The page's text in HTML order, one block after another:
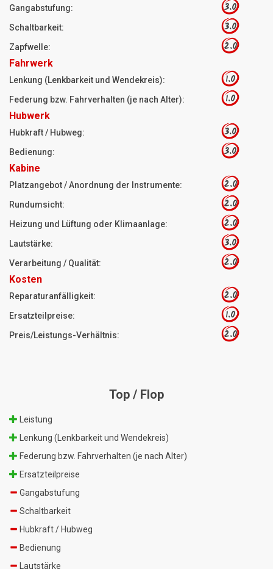
Gangabstufung: 3.0
Schaltbarkeit: 3.0
Zapfwelle: 2.0
Fahrwerk
Lenkung (Lenkbarkeit und Wendekreis): 1.0
Federung bzw. Fahrverhalten (je nach Alter): 1.0
Hubwerk
Hubkraft / Hubweg: 3.0
Bedienung: 3.0
Kabine
Platzangebot / Anordnung der Instrumente: 2.0
Rundumsicht: 2.0
Heizung und Lüftung oder Klimaanlage: 2.0
Lautstärke: 3.0
Verarbeitung / Qualität: 2.0
Kosten
Reparaturanfälligkeit: 2.0
Ersatzteilpreise: 1.0
Preis/Leistungs-Verhältnis: 2.0
Top / Flop
Leistung
Lenkung (Lenkbarkeit und Wendekreis)
Federung bzw. Fahrverhalten (je nach Alter)
Ersatzteilpreise
Gangabstufung
Schaltbarkeit
Hubkraft / Hubweg
Bedienung
Lautstärke